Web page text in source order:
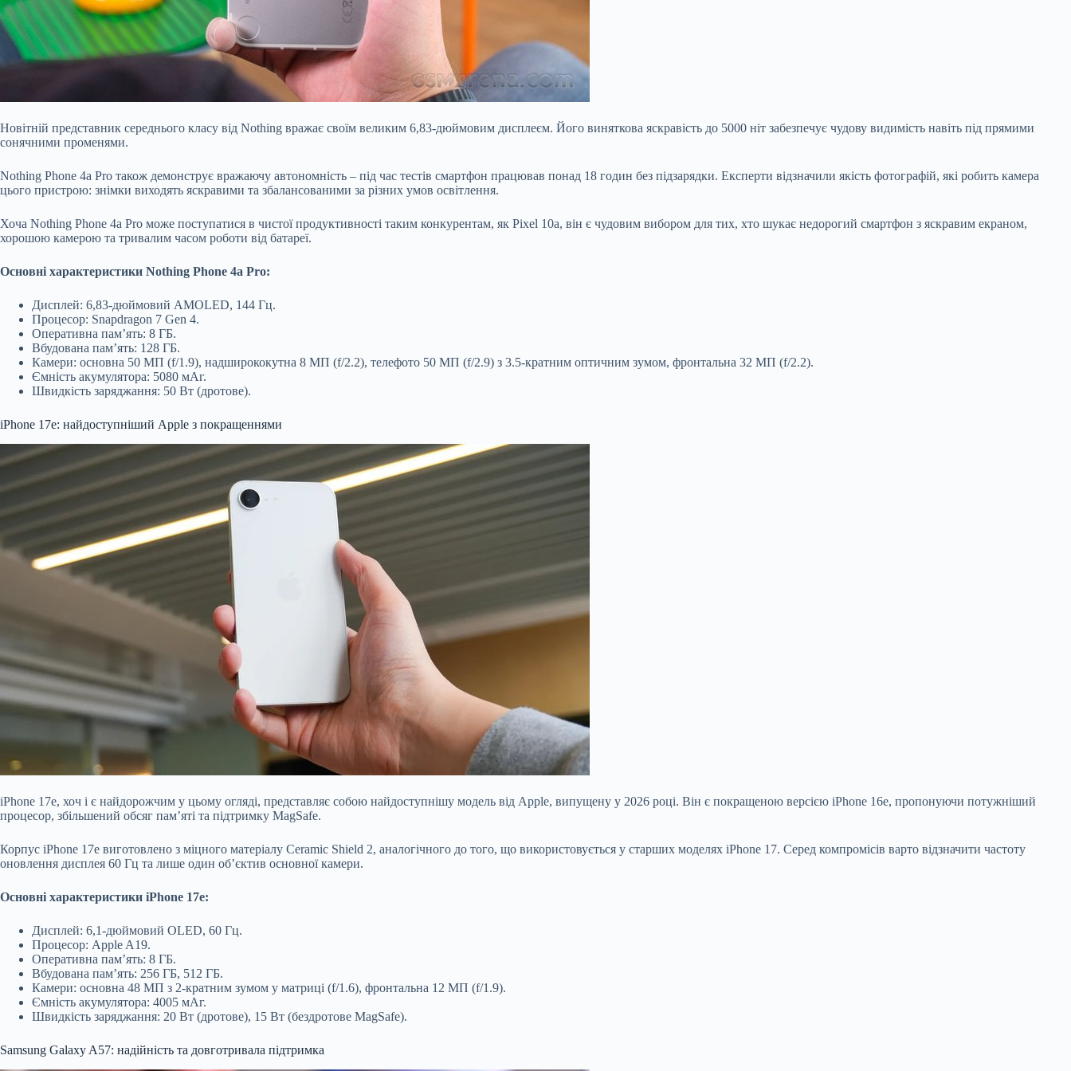
Новітній представник середнього класу від Nothing вражає своїм великим 6,83-дюймовим дисплеєм. Його виняткова яскравість до 5000 ніт забезпечує чудову видимість навіть під прямими
сонячними променями.
Nothing Phone 4a Pro також демонструє вражаючу автономність – під час тестів смартфон працював понад 18 годин без підзарядки. Експерти відзначили якість фотографій, які робить камера
цього пристрою: знімки виходять яскравими та збалансованими за різних умов освітлення.
Хоча Nothing Phone 4a Pro може поступатися в чистої продуктивності таким конкурентам, як Pixel 10a, він є чудовим вибором для тих, хто шукає недорогий смартфон з яскравим екраном,
хорошою камерою та тривалим часом роботи від батареї.
Основні характеристики Nothing Phone 4a Pro:
Дисплей: 6,83-дюймовий AMOLED, 144 Гц.
Процесор: Snapdragon 7 Gen 4.
Оперативна пам’ять: 8 ГБ.
Вбудована пам’ять: 128 ГБ.
Камери: основна 50 МП (f/1.9), надширококутна 8 МП (f/2.2), телефото 50 МП (f/2.9) з 3.5-кратним оптичним зумом, фронтальна 32 МП (f/2.2).
Ємність акумулятора: 5080 мАг.
Швидкість заряджання: 50 Вт (дротове).
iPhone 17e: найдоступніший Apple з покращеннями
iPhone 17e, хоч і є найдорожчим у цьому огляді, представляє собою найдоступнішу модель від Apple, випущену у 2026 році. Він є покращеною версією iPhone 16e, пропонуючи потужніший
процесор, збільшений обсяг пам’яті та підтримку MagSafe.
Корпус iPhone 17e виготовлено з міцного матеріалу Ceramic Shield 2, аналогічного до того, що використовується у старших моделях iPhone 17. Серед компромісів варто відзначити частоту
оновлення дисплея 60 Гц та лише один об’єктив основної камери.
Основні характеристики iPhone 17e:
Дисплей: 6,1-дюймовий OLED, 60 Гц.
Процесор: Apple A19.
Оперативна пам’ять: 8 ГБ.
Вбудована пам’ять: 256 ГБ, 512 ГБ.
Камери: основна 48 МП з 2-кратним зумом у матриці (f/1.6), фронтальна 12 МП (f/1.9).
Ємність акумулятора: 4005 мАг.
Швидкість заряджання: 20 Вт (дротове), 15 Вт (бездротове MagSafe).
Samsung Galaxy A57: надійність та довготривала підтримка